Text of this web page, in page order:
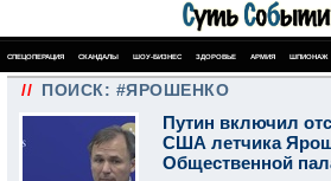
СПЕЦОПЕРАЦИЯ СКАНДАЛЫ ШОУ-БИЗНЕС ЗДОРОВЬЕ АРМИЯ ШПИОНАЖ
// ПОИСК: #ЯРОШЕНКО
Путин включил
США летчика
Общественной